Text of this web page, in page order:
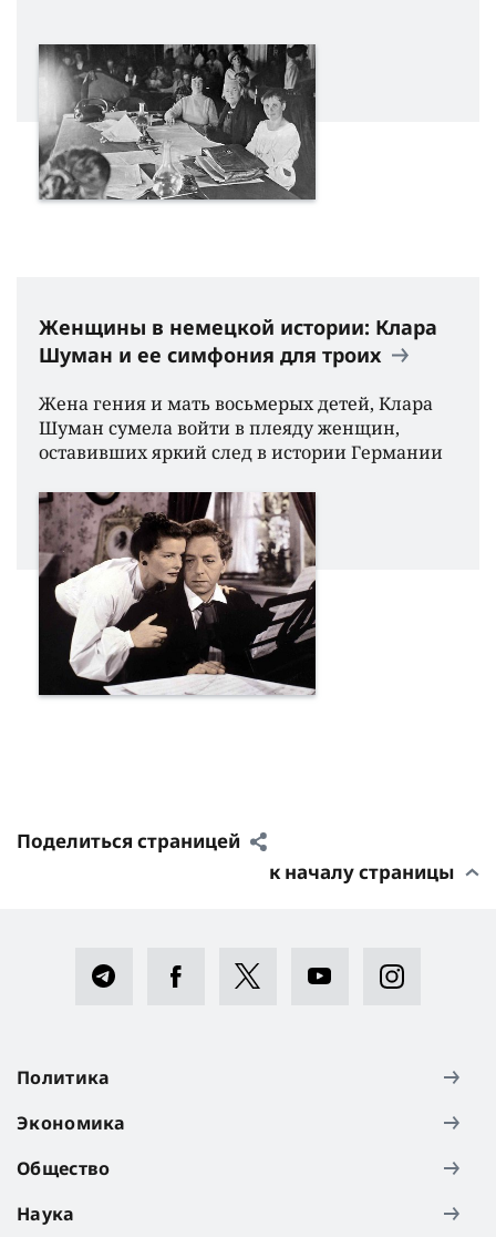
Женщины в немецкой истории: Клара
Шуман и ее симфония для троих
Жена гения и мать восьмерых детей, Клара
Шуман сумела войти в плеяду женщин,
оставивших яркий след в истории Германии
Поделиться страницей
к началу страницы
Политика
Экономика
Общество
Наука